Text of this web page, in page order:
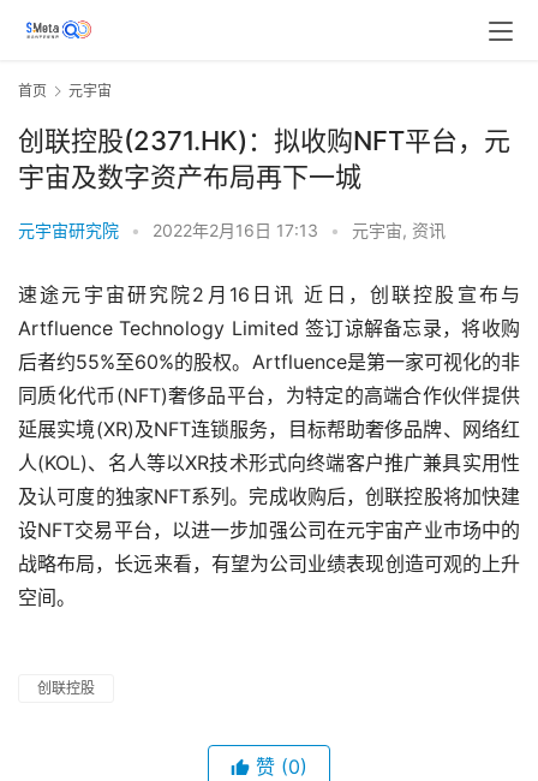
首页 元宇宙
创联控股(2371.HK)：拟收购NFT平台，元
宇宙及数字资产布局再下一城
元宇宙研究院 • 2022年2月16日 17:13 • 元宇宙, 资讯
速途元宇宙研究院2月16日讯 近日，创联控股宣布与
Artfluence Technology Limited 签订谅解备忘录，将收购
后者约55%至60%的股权。Artfluence是第一家可视化的非
同质化代币(NFT)奢侈品平台，为特定的高端合作伙伴提供
延展实境(XR)及NFT连锁服务，目标帮助奢侈品牌、网络红
人(KOL)、名人等以XR技术形式向终端客户推广兼具实用性
及认可度的独家NFT系列。完成收购后，创联控股将加快建
设NFT交易平台，以进一步加强公司在元宇宙产业巿场中的
战略布局，长远来看，有望为公司业绩表现创造可观的上升
空间。
创联控股
赞 (0)